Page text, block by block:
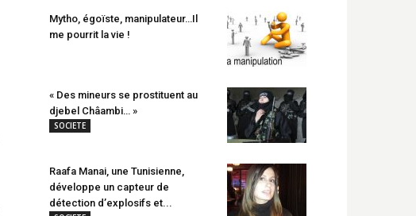
Mytho, égoïste, manipulateur…Il
me pourrit la vie !
« Des mineurs se prostituent au
djebel Châambi… »
SOCIETE
Raafa Manai, une Tunisienne,
développe un capteur de
détection d’explosifs et...